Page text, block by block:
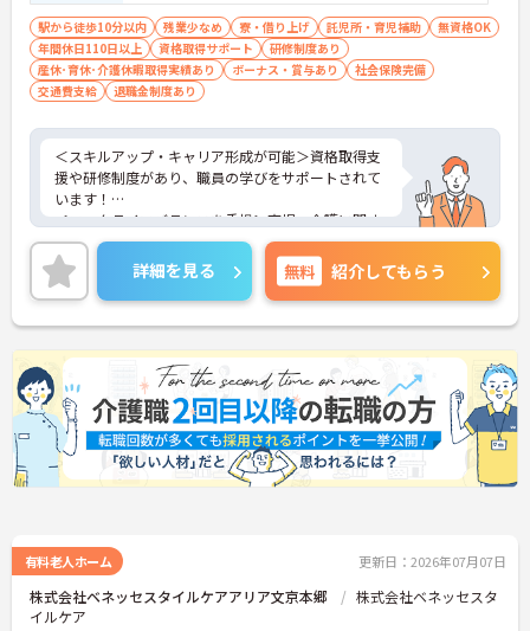
駅から徒歩10分以内 残業少なめ 寮・借り上げ 託児所・育児補助
無資格OK
年間休日110日以上
資格取得サポート
研修制度あり
産休･育休･介護休暇取得実績あり
ボーナス・賞与あり
社会保険完備
交通費支給
退職金制度あり
＜スキルアップ・キャリア形成が可能＞資格取得支
援や研修制度があり、職員の学びをサポートされて
います！
＜ワークライフバランスを重視＞育児・介護に関す
る制度や社宅制度、各種手当など、長く安心して働
きやすい環境が整っています。
＜寄り添ったケアの実施＞利用者さまに深く寄り添
ったサービスの提供を目指し、職員の専門性を高め
るような人材育成にも注力されています。
ご興味のある方には、面接対策ポイント等、さらに
詳細をお話ししますのでお気軽にご相談ください！
詳細を見る 無料 紹介してもらう
有料老人ホーム 更新日：2026年07月07日
株式会社ベネッセスタイルケアアリア文京本郷
株式会社ベネッセスタ
イルケア